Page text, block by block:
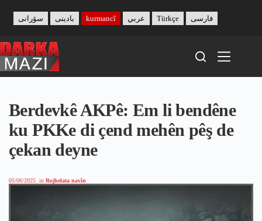
content
بادینی سۆرانی kurmancî عربي Türkçe فارسی
Berdevkê AKPê: Em li bendêne
ku PKKe di çend mehên pêş de
çekan deyne
05/06/2025 in Rojhelata navîn